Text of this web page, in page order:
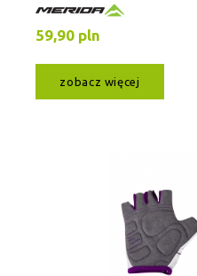
59,90 pln
zobacz więcej